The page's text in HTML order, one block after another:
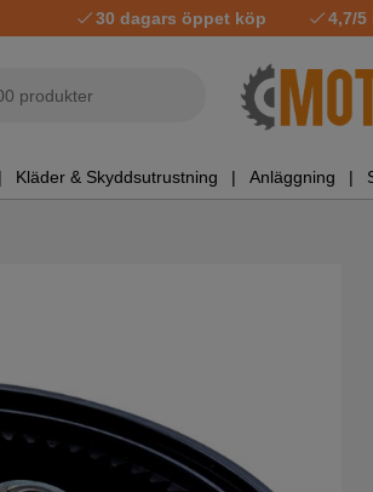
30 dagars öppet köp 4,7/
Kläder & Skyddsutrustning Anläggning